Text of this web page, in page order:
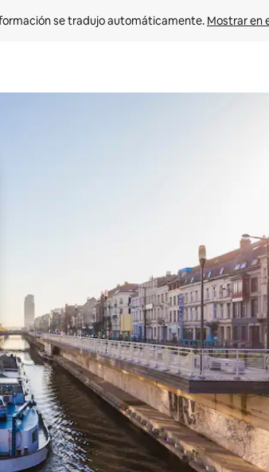
se tradujo automáticamente. Mostrar en
de flecha hacia arriba y hacia abajo o explora